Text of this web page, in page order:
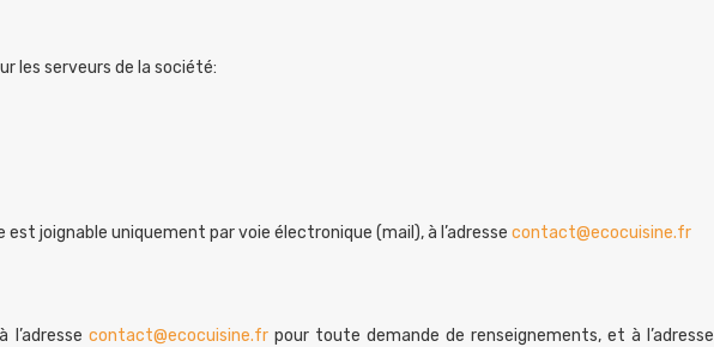
les serveurs de la société:
est joignable uniquement par voie électronique (mail), à l’adresse contact@ecocuisine.fr
l’adresse contact@ecocuisine.frpour toute demande de renseignements, et à l’adresse